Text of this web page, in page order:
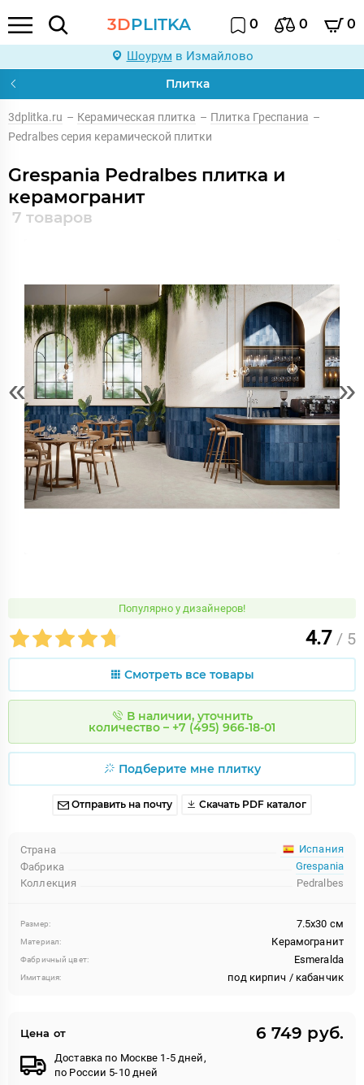
3DPLITKA 0 0 0
Шоурум в Измайлово
Плитка
3dplitka.ru – Керамическая плитка – Плитка Греспаниа –
Pedralbes серия керамической плитки
Grespania Pedralbes плитка и
керамогранит
7 товаров
« »
Популярно у дизайнеров!
4.7 / 5
Смотреть все товары
В наличии, уточнить
количество – +7 (495) 966-18-01
Подберите мне плитку
Отправить на почту Скачать PDF каталог
Страна
Испания
Фабрика
Grespania
Коллекция
Pedralbes
Размер: 7.5x30 см
Материал: Керамогранит
Фабричный цвет: Esmeralda
Имитация: под кирпич / кабанчик
Цена от 6 749 руб.
Доставка по Москве 1-5 дней,
по России 5-10 дней